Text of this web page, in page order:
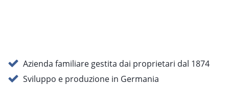
Azienda familiare gestita dai proprietari dal 1874
Sviluppo e produzione in Germania